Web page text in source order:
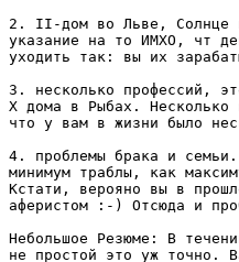
2. II-дом во Льве, Солнце
указание на то ИМХО, чт
уходить так: вы их
3. несколько профессий,
Х дома в Рыбах. Несколько
что у вам в жизни было
4. проблемы брака и
минимум траблы, как
Кстати, верояно вы в
аферистом :-) Отсюда и
Небольшое Резюме: В
не простой это уж точно.